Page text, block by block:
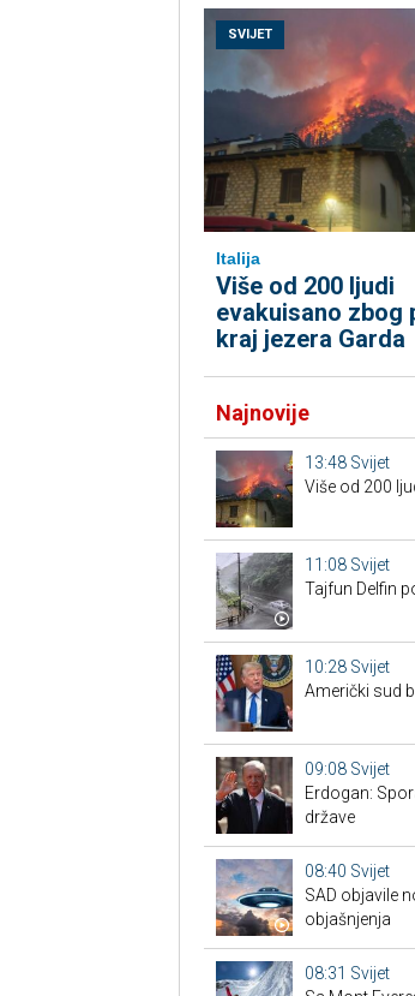
SVIJET
Italija
Više od 200 ljudi
evakuisano zbog
kraj jezera Garda
Najnovije
13:48 Svijet
Više od 200
11:08 Svijet
Tajfun Delfin
10:28 Svijet
Američki sud
09:08 Svijet
Erdogan:
države
08:40 Svijet
SAD objavile
objašnjenja
08:31 Svijet